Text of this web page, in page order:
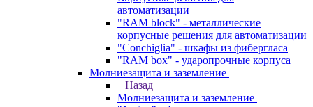
автоматизации
"RAM block" - металлические
корпусные решения для автоматизации
"Conchiglia" - шкафы из фибергласа
"RAM box" - ударопрочные корпуса
Молниезащита и заземление
Назад
Молниезащита и заземление